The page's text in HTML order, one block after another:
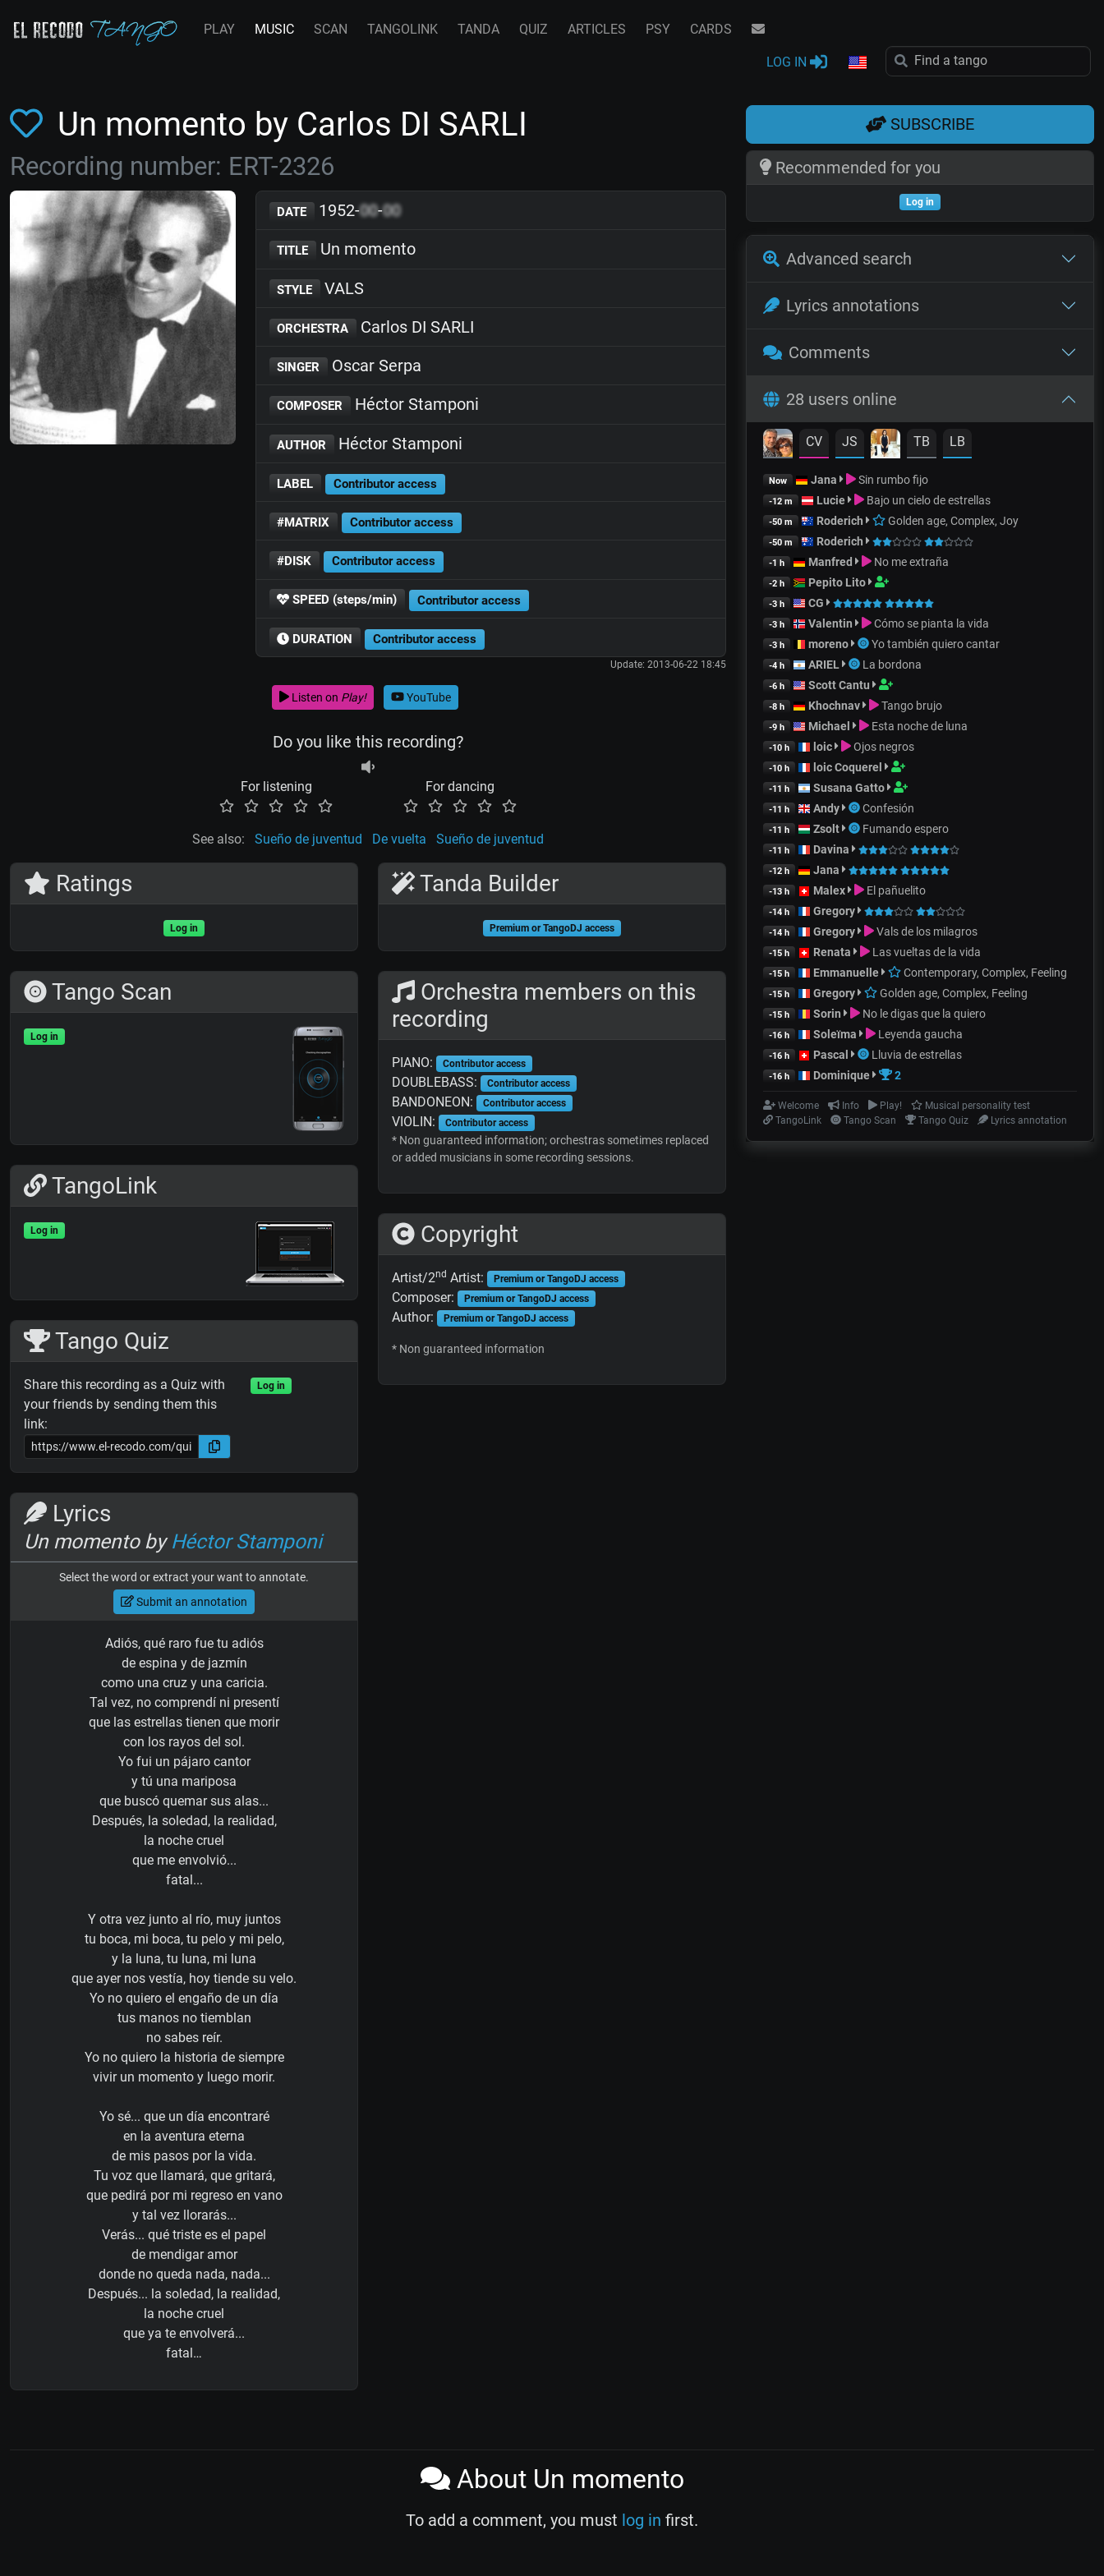
PLAY MUSIC SCAN TANGOLINK TANDA QUIZ ARTICLES PSY CARDS
LOG IN
Un momento by Carlos DI SARLI
Recording number: ERT-2326
DATE 1952-00-00
TITLE Un momento
STYLE VALS
ORCHESTRA Carlos DI SARLI
SINGER Oscar Serpa
COMPOSER Héctor Stamponi
AUTHOR Héctor Stamponi
LABEL Contributor access
#MATRIX Contributor access
#DISK Contributor access
SPEED (steps/min) Contributor access
DURATION Contributor access
Update: 2013-06-22 18:45
Listen on Play! YouTube
Do you like this recording?
For listening For dancing
See also: Sueño de juventud De vuelta Sueño de juventud
Ratings
Log in
Tango Scan
Log in
TangoLink
Log in
Tango Quiz
Share this recording as a Quiz with
your friends by sending them this
link:
Log in
Lyrics
Un momento byHéctor Stamponi
Select the word or extract your want to annotate.
Submit an annotation
Adiós, qué raro fue tu adiós
de espina y de jazmín
como una cruz y una caricia.
Tal vez, no comprendí ni presentí
que las estrellas tienen que morir
con los rayos del sol.
Yo fui un pájaro cantor
y tú una mariposa
que buscó quemar sus alas...
Después, la soledad, la realidad,
la noche cruel
que me envolvió...
fatal...
Y otra vez junto al río, muy juntos
tu boca, mi boca, tu pelo y mi pelo,
y la luna, tu luna, mi luna
que ayer nos vestía, hoy tiende su velo.
Yo no quiero el engaño de un día
tus manos no tiemblan
no sabes reír.
Yo no quiero la historia de siempre
vivir un momento y luego morir.
Yo sé... que un día encontraré
en la aventura eterna
de mis pasos por la vida.
Tu voz que llamará, que gritará,
que pedirá por mi regreso en vano
y tal vez llorarás...
Verás... qué triste es el papel
de mendigar amor
donde no queda nada, nada...
Después... la soledad, la realidad,
la noche cruel
que ya te envolverá...
fatal…
Tanda Builder
Premium or TangoDJ access
Orchestra members on this
recording
PIANO: Contributor access
DOUBLEBASS: Contributor access
BANDONEON: Contributor access
VIOLIN: Contributor access
* Non guaranteed information; orchestras sometimes replaced
or added musicians in some recording sessions.
Copyright
Artist/2nd Artist: Premium or TangoDJ access
Composer: Premium or TangoDJ access
Author: Premium or TangoDJ access
* Non guaranteed information
SUBSCRIBE
Recommended for you
Log in
Advanced search
Lyrics annotations
Comments
28 users online
CV JS TB LB
Now Jana Sin rumbo fijo
-12 m Lucie Bajo un cielo de estrellas
-50 m Roderich Golden age, Complex, Joy
-50 m Roderich
-1 h Manfred No me extraña
-2 h Pepito Lito
-3 h CG
-3 h Valentin Cómo se pianta la vida
-3 h moreno Yo también quiero cantar
-4 h ARIEL La bordona
-6 h Scott Cantu
-8 h Khochnav Tango brujo
-9 h Michael Esta noche de luna
-10 h loic Ojos negros
-10 h loic Coquerel
-11 h Susana Gatto
-11 h Andy Confesión
-11 h Zsolt Fumando espero
-11 h Davina
-12 h Jana
-13 h Malex El pañuelito
-14 h Gregory
-14 h Gregory Vals de los milagros
-15 h Renata Las vueltas de la vida
-15 h Emmanuelle Contemporary, Complex, Feeling
-15 h Gregory Golden age, Complex, Feeling
-15 h Sorin No le digas que la quiero
-16 h Soleïma Leyenda gaucha
-16 h Pascal Lluvia de estrellas
-16 h Dominique 2
Welcome Info Play!
Musical personality test
TangoLink
Tango Scan Tango Quiz Lyrics annotation
About Un momento
To add a comment, you must log in first.